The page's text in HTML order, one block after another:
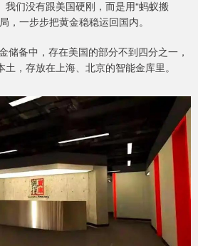
我们没有跟美国硬刚，而是用“蚂蚁搬
，一步步把黄金稳稳运回国内。
储备中，存在美国的部分不到四分之一，
，存放在上海、北京的智能金库里。